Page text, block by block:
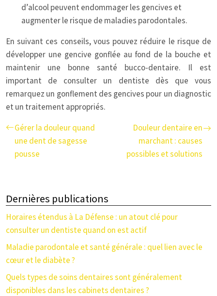
d’alcool peuvent endommager les gencives et
augmenter le risque de maladies parodontales.
En suivant ces conseils, vous pouvez réduire le risque de
développer une gencive gonflée au fond de la bouche et
maintenir une bonne santé bucco-dentaire. Il est
important de consulter un dentiste dès que vous
remarquez un gonflement des gencives pour un diagnostic
et un traitement appropriés.
Gérer la douleur quand
une dent de sagesse
pousse
Douleur dentaire en
marchant : causes
possibles et solutions
Dernières publications
Horaires étendus à La Défense : un atout clé pour
consulter un dentiste quand on est actif
Maladie parodontale et santé générale : quel lien avec le
cœur et le diabète ?
Quels types de soins dentaires sont généralement
disponibles dans les cabinets dentaires ?